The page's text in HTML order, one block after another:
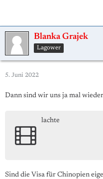
Blanka Grajek
Lagower
5. Juni 2022
Dann sind wir uns ja mal
lachte
Sind die Visa für Chinopien